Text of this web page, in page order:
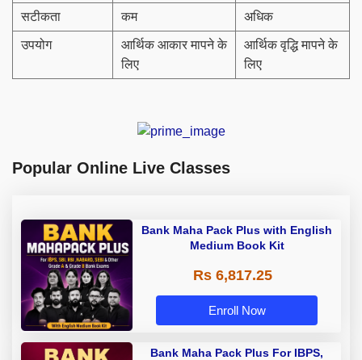
सटीकता कम अधिक
उपयोग
आर्थिक आकार मापने के
लिए
आर्थिक वृद्धि मापने के
लिए
Popular Online Live Classes
Bank Maha Pack Plus with English
Medium Book Kit
Rs 6,817.25
Enroll Now
Bank Maha Pack Plus For IBPS,